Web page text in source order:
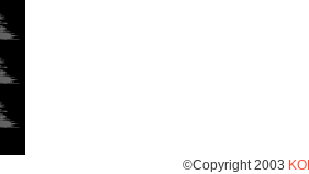
©Copyright 2003